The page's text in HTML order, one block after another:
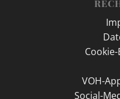
VOH-
Social-